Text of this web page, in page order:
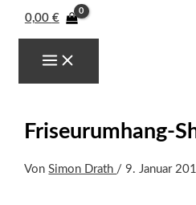
0,00 €
Friseurumhang-
VonSimon Drath /9. Januar